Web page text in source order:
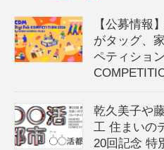
【公募情報
がタッグ、
ペティショ
乾久美子や
工 住まいの
20回記念 特